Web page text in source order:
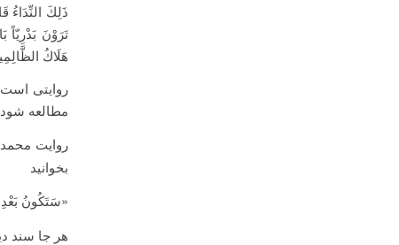
ذَلِكَ النِّدَاءُ
تَرَوْنَ
هَلَاكُ
روایتی
مطالعه شود
روایت
بخوانید
«سَتَكُونُ
هر جا سند